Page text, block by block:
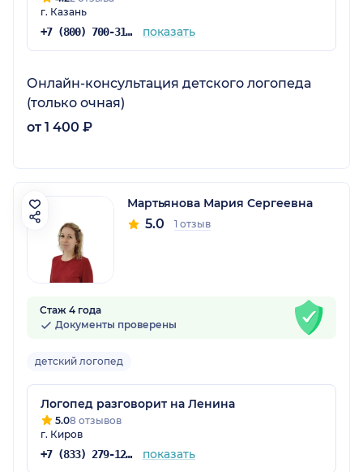
г. Казань
+7 (800) 700-31-48 показать
Онлайн-консультация детского логопеда
(только очная)
от 1 400 ₽
Мартьянова Мария Сергеевна
5.0 1 отзыв
Стаж 4 года
Документы проверены
детский логопед
Логопед разговорит на Ленина
5.08 отзывов
г. Киров
+7 (833) 279-12-71 показать